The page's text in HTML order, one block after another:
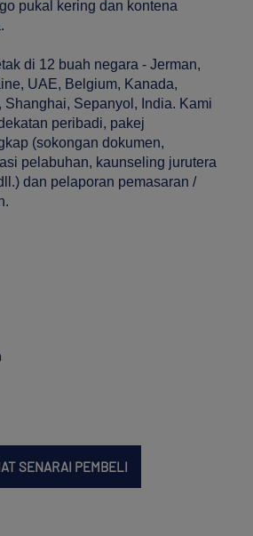
pukal kering dan kontena
di 12 buah negara - Jerman,
UAE, Belgium, Kanada,
Shanghai, Sepanyol, India. Kami
peribadi, pakej
(sokongan dokumen,
pelabuhan, kaunseling jurutera
dan pelaporan pemasaran /
SENARAI PEMBELI